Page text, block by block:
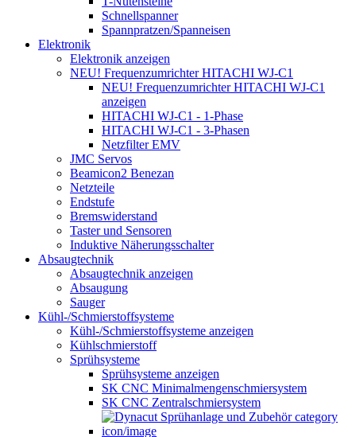
Schnellspanner
Spannpratzen/Spanneisen
Elektronik
Elektronik anzeigen
NEU! Frequenzumrichter HITACHI WJ-C1
NEU! Frequenzumrichter HITACHI WJ-C1
anzeigen
HITACHI WJ-C1 - 1-Phase
HITACHI WJ-C1 - 3-Phasen
Netzfilter EMV
JMC Servos
Beamicon2 Benezan
Netzteile
Endstufe
Bremswiderstand
Taster und Sensoren
Induktive Näherungsschalter
Absaugtechnik
Absaugtechnik anzeigen
Absaugung
Sauger
Kühl-/Schmierstoffsysteme
Kühl-/Schmierstoffsysteme anzeigen
Kühlschmierstoff
Sprühsysteme
Sprühsysteme anzeigen
SK CNC Minimalmengenschmiersystem
SK CNC Zentralschmiersystem